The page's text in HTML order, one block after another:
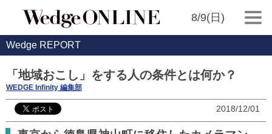
8/9(日)
Wedge REPORT
「地域おこし」をする人の条件とは何か？
WEDGE Infinity 編集部
2018/12/01